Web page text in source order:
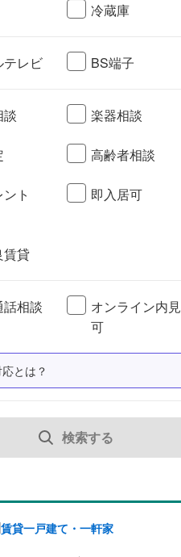
冷蔵庫
テレビ BS端子
談 楽器相談
高齢者相談
ト 即入居可
賃貸
話相談
オンライン内見
可
とは？
検索する
賃貸一戸建て・一軒家